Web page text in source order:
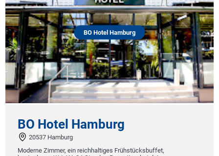
BO Hotel Hamburg
BO Hotel Hamburg
20537 Hamburg
Moderne Zimmer, ein reichhaltiges Frühstücksbuffet,